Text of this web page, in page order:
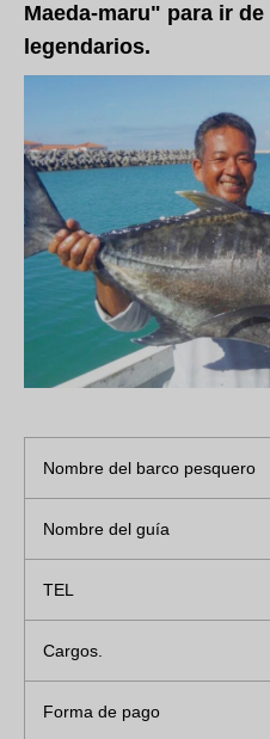
Maeda-maru" para ir
legendarios.
Nombre del barco pesquero
Nombre del guía
TEL
Cargos.
Forma de pago